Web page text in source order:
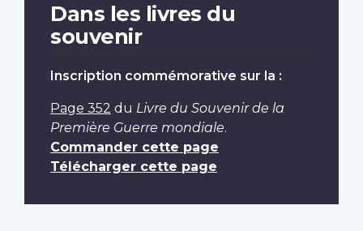
Dans les livres du
souvenir
Inscription commémorative sur la :
Page 352 du Livre du Souvenir de la
Première Guerre mondiale.
Commander cette page
Télécharger cette page